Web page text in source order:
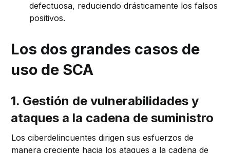
defectuosa, reduciendo drásticamente los falsos
positivos.
Los dos grandes casos de
uso de SCA
1. Gestión de vulnerabilidades y
ataques a la cadena de suministro
Los ciberdelincuentes dirigen sus esfuerzos de
manera creciente hacia los ataques a la cadena de